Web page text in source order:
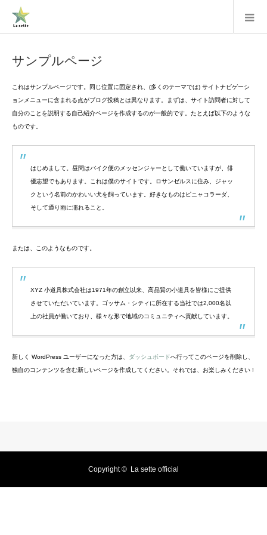
サンプルページ
これはサンプルページです。同じ位置に固定され、(多くのテーマでは) サイトナビゲーシ
ョンメニューに含まれる点がブログ投稿とは異なります。まずは、サイト訪問者に対して
自分のことを説明する自己紹介ページを作成するのが一般的です。たとえば以下のような
ものです。
はじめまして。昼間はバイク便のメッセンジャーとして働いていますが、俳
優志望でもあります。これは僕のサイトです。ロサンゼルスに住み、ジャッ
クという名前のかわいい犬を飼っています。好きなものはピニャコラーダ、
そして通り雨に濡れること。
または、このようなものです。
XYZ 小道具株式会社は1971年の創立以来、高品質の小道具を皆様にご提供
させていただいています。ゴッサム・シティに所在する当社では2,000名以
上の社員が働いており、様々な形で地域のコミュニティへ貢献しています。
新しく WordPress ユーザーになった方は、 ダッシュボードへ行ってこのページを削除し、
独自のコンテンツを含む新しいページを作成してください。それでは、お楽しみください !
Copyright © La sette official